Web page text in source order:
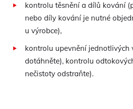
kontrolu těsnění a dílů kování
nebo díly kování je nutné
u výrobce),
kontrolu upevnění jednotlivých
dotáhněte), kontrolu
nečistoty odstraňte).